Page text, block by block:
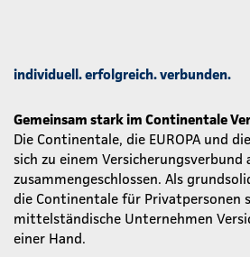
individuell. erfolgreich. verbunden.
Gemeinsam stark im Continentale
Die Continentale, die EUROPA und
sich zu einem
zusammengeschlossen. Als
die Continentale für Privatpersonen
mittelständische Unternehmen
einer Hand.